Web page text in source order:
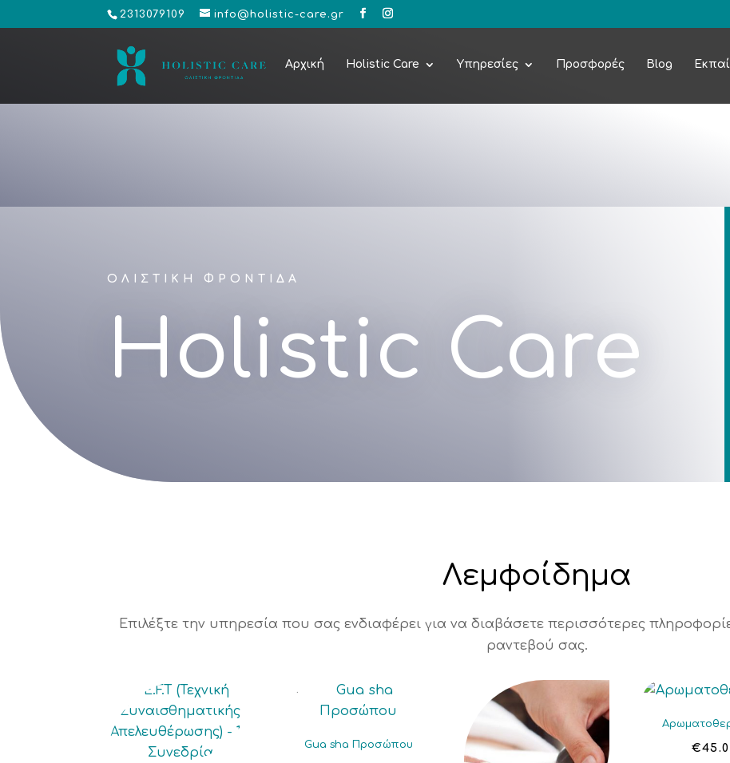
2313079109 info@holistic-care.gr
Αρχική Holistic Care Υπηρεσίες Προσφορές Blog
ΟΛΙΣΤΙΚΗ ΦΡΟΝΤΙΔΑ
Holistic Care
Λεμφοίδημα
Επιλέξτε την υπηρεσία που σας ενδιαφέρει για να διαβάσετε περισσότερες
ραντεβού σας.
Gua sha Προσώπου €